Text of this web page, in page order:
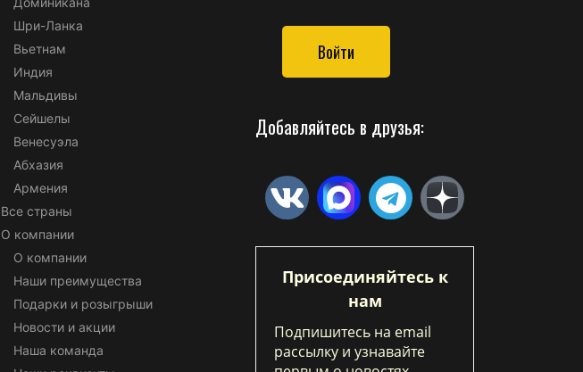
Шри-Ланка
Вьетнам
Индия
Мальдивы
Сейшелы
Венесуэла
Абхазия
Армения
Все страны
О компании
О компании
Наши преимущества
Подарки и розыгрыши
Новости и акции
Наша команда
Войти
Добавляйтесь в друзья:
Присоединяйтесь к
нам
Подпишитесь на email
рассылку и узнавайте